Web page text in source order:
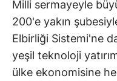
Milli sermayeyle
200'e yakın
Elbirliği Sistemi'ne
yeşil teknoloji
ülke ekonomisine